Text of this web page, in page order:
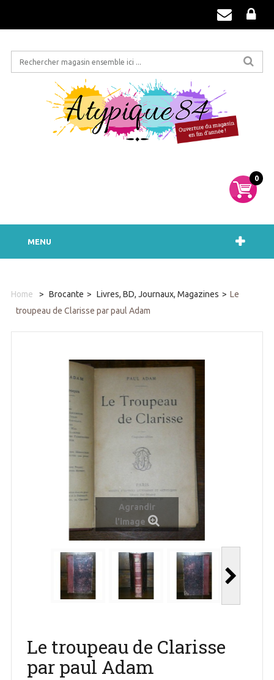
0
MENU
Home > Brocante > Livres, BD, Journaux, Magazines > Le
troupeau de Clarisse par paul Adam
Agrandir
l'image
Le troupeau de Clarisse
par paul Adam